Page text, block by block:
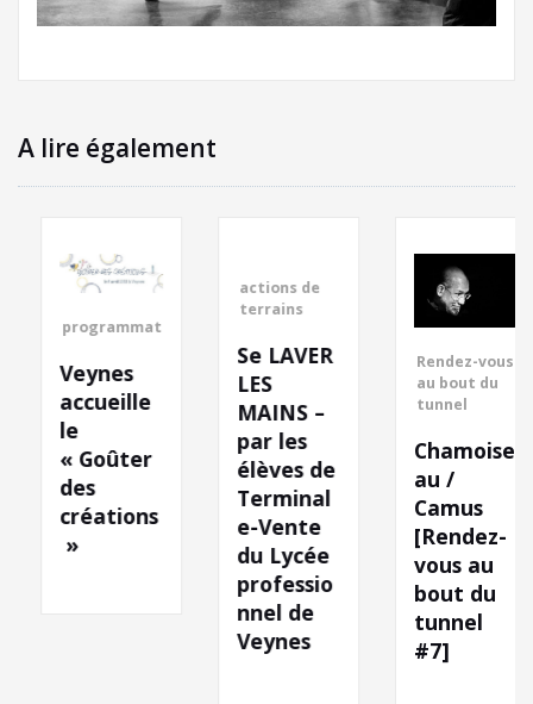
A lire également
programmation
Veynes
accueille
« Goûter
des
créations
actions de
terrains
Se LAVER
LES
MAINS –
par les
élèves de
Terminal
e-Vente
du Lycée
professio
nnel de
Veynes
Rendez-vous
au bout du
tunnel
Chamoise
au /
Camus
[Rendez-
vous au
bout du
tunnel
#7]